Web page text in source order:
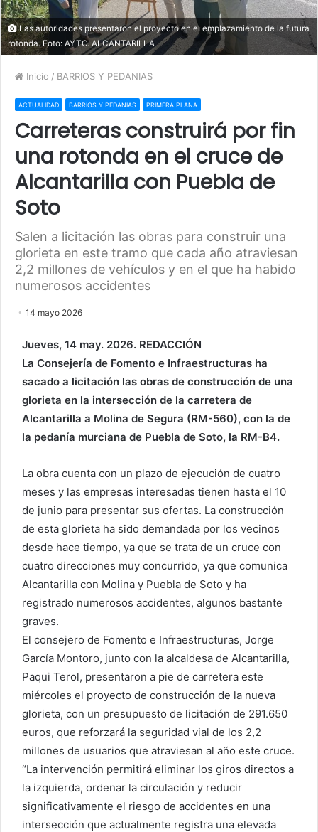
Las autoridades presentaron el proyecto en el emplazamiento de la futura
rotonda. Foto: AYTO. ALCANTARILLA
Inicio / BARRIOS Y PEDANIAS
ACTUALIDAD BARRIOS Y PEDANIAS PRIMERA PLANA
Carreteras construirá por fin
una rotonda en el cruce de
Alcantarilla con Puebla de
Soto
Salen a licitación las obras para construir una
glorieta en este tramo que cada año atraviesan
2,2 millones de vehículos y en el que ha habido
numerosos accidentes
14 mayo 2026
Jueves, 14 may. 2026. REDACCIÓN
La Consejería de Fomento e Infraestructuras ha
sacado a licitación las obras de construcción de una
glorieta en la intersección de la carretera de
Alcantarilla a Molina de Segura (RM-560), con la de
la pedanía murciana de Puebla de Soto, la RM-B4.
La obra cuenta con un plazo de ejecución de cuatro
meses y las empresas interesadas tienen hasta el 10
de junio para presentar sus ofertas. La construcción
de esta glorieta ha sido demandada por los vecinos
desde hace tiempo, ya que se trata de un cruce con
cuatro direcciones muy concurrido, ya que comunica
Alcantarilla con Molina y Puebla de Soto y ha
registrado numerosos accidentes, algunos bastante
graves.
El consejero de Fomento e Infraestructuras, Jorge
García Montoro, junto con la alcaldesa de Alcantarilla,
Paqui Terol, presentaron a pie de carretera este
miércoles el proyecto de construcción de la nueva
glorieta, con un presupuesto de licitación de 291.650
euros, que reforzará la seguridad vial de los 2,2
millones de usuarios que atraviesan al año este cruce.
“La intervención permitirá eliminar los giros directos a
la izquierda, ordenar la circulación y reducir
significativamente el riesgo de accidentes en una
intersección que actualmente registra una elevada